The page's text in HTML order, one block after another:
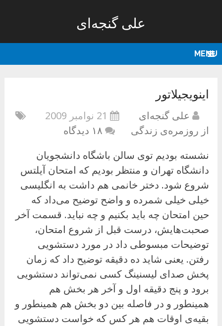
علی گنجه‌ای
MENU
اینویجیلاتور
علی گنجه‌ای
21 نوامبر 2009
از روزمره‌ی زندگی
۱۸ دیدگاه
نشسته بودیم توی سالن باشگاه دانشجویان
دانشگاه تهران و منتظر بودیم که امتحان آیلتس
شروع شود. دختر خانمی هم داشت به انگلیسی
خیلی خیلی شمرده و واضح توضیح می‌داد که
حین امتحان چه باید بکنیم و چه نباید. قسمت آخر
صحبت‌هایش، درست قبل از شروع امتحان،
توضیحات مبسوطی داد در مورد دستشویی
رفتن. یعنی شاید ده دقیقه توضیح داد که زمان
پخش صدای لیسنینگ کسی نمی‌تواند دستشویی
برود و پنج دقیقه اول و آخر هر بخش هم
همینطور و در فاصله بین دو بخش هم همینطور و
بقیه‌ی اوقات هم هر کس که خواست دستشویی